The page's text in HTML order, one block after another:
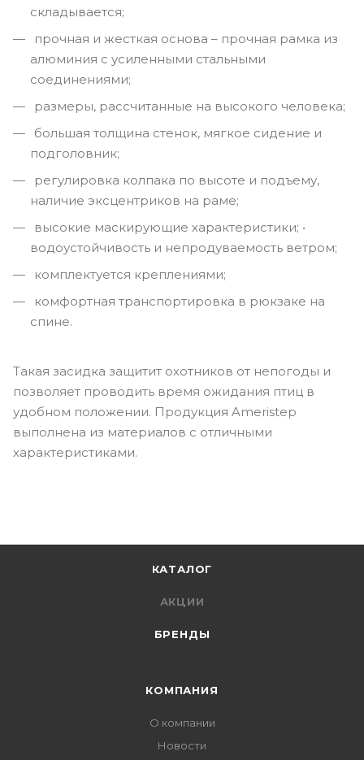
складывается;
прочная и жесткая основа – прочная рамка из
алюминия с усиленными стальными
соединениями;
размеры, рассчитанные на высокого человека;
большая толщина стенок, мягкое сидение и
подголовник;
регулировка колпака по высоте и подъему,
наличие эксцентриков на раме;
высокие маскирующие характеристики; •
водоустойчивость и непродуваемость ветром;
комплектуется креплениями;
комфортная транспортировка в рюкзаке на
спине.
Такая засидка защитит охотников от непогоды и
позволяет проводить время ожидания птиц в
удобном положении. Продукция Ameristep
выполнена из материалов с отличными
характеристиками.
КАТАЛОГ
АКЦИИ
БРЕНДЫ
КОМПАНИЯ
О компании
Новости